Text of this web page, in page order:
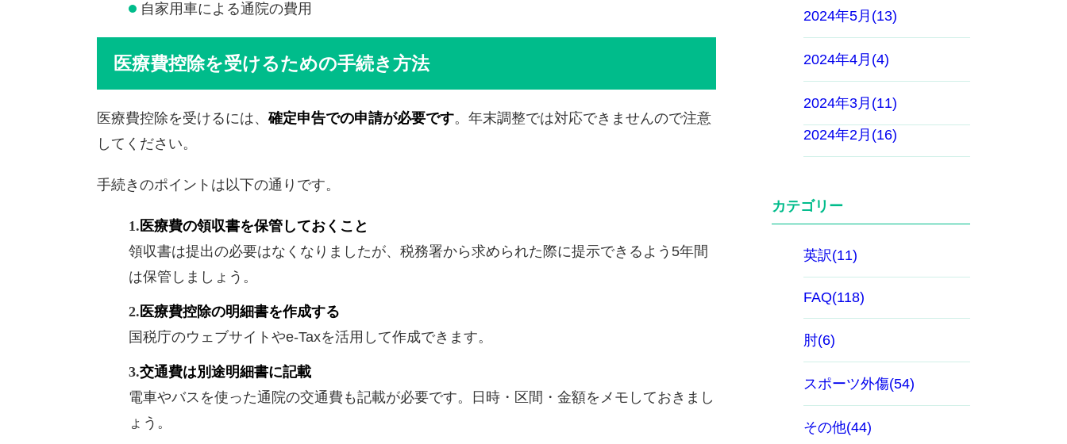
自家用車による通院の費用
医療費控除を受けるための手続き方法
医療費控除を受けるには、確定申告での申請が必要です。年末調整では対応できませんので注意
してください。
手続きのポイントは以下の通りです。
医療費の領収書を保管しておくこと
領収書は提出の必要はなくなりましたが、税務署から求められた際に提示できるよう5年間
は保管しましょう。
医療費控除の明細書を作成する
国税庁のウェブサイトやe-Taxを活用して作成できます。
交通費は別途明細書に記載
電車やバスを使った通院の交通費も記載が必要です。日時・区間・金額をメモしておきまし
ょう。
2024年5月(13)
2024年4月(4)
2024年3月(11)
2024年2月(16)
カテゴリー
英訳(11)
FAQ(118)
肘(6)
スポーツ外傷(54)
その他(44)